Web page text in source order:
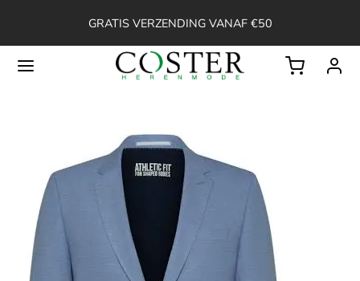
GRATIS VERZENDING VANAF €50